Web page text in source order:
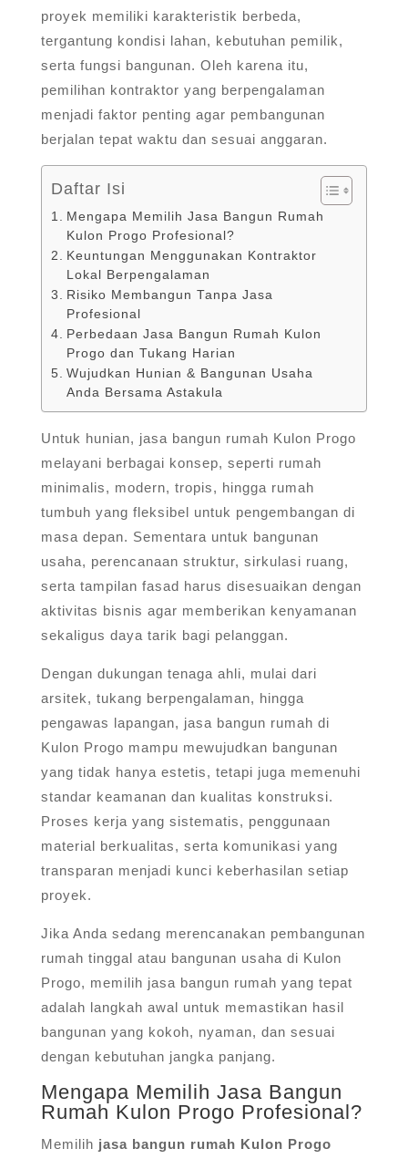
proyek memiliki karakteristik berbeda,
tergantung kondisi lahan, kebutuhan pemilik,
serta fungsi bangunan. Oleh karena itu,
pemilihan kontraktor yang berpengalaman
menjadi faktor penting agar pembangunan
berjalan tepat waktu dan sesuai anggaran.
Daftar Isi
Mengapa Memilih Jasa Bangun Rumah
Kulon Progo Profesional?
Keuntungan Menggunakan Kontraktor
Lokal Berpengalaman
Risiko Membangun Tanpa Jasa
Profesional
Perbedaan Jasa Bangun Rumah Kulon
Progo dan Tukang Harian
Wujudkan Hunian & Bangunan Usaha
Anda Bersama Astakula
Untuk hunian, jasa bangun rumah Kulon Progo
melayani berbagai konsep, seperti rumah
minimalis, modern, tropis, hingga rumah
tumbuh yang fleksibel untuk pengembangan di
masa depan. Sementara untuk bangunan
usaha, perencanaan struktur, sirkulasi ruang,
serta tampilan fasad harus disesuaikan dengan
aktivitas bisnis agar memberikan kenyamanan
sekaligus daya tarik bagi pelanggan.
Dengan dukungan tenaga ahli, mulai dari
arsitek, tukang berpengalaman, hingga
pengawas lapangan, jasa bangun rumah di
Kulon Progo mampu mewujudkan bangunan
yang tidak hanya estetis, tetapi juga memenuhi
standar keamanan dan kualitas konstruksi.
Proses kerja yang sistematis, penggunaan
material berkualitas, serta komunikasi yang
transparan menjadi kunci keberhasilan setiap
proyek.
Jika Anda sedang merencanakan pembangunan
rumah tinggal atau bangunan usaha di Kulon
Progo, memilih jasa bangun rumah yang tepat
adalah langkah awal untuk memastikan hasil
bangunan yang kokoh, nyaman, dan sesuai
dengan kebutuhan jangka panjang.
Mengapa Memilih Jasa Bangun
Rumah Kulon Progo Profesional?
Memilih jasa bangun rumah Kulon Progo